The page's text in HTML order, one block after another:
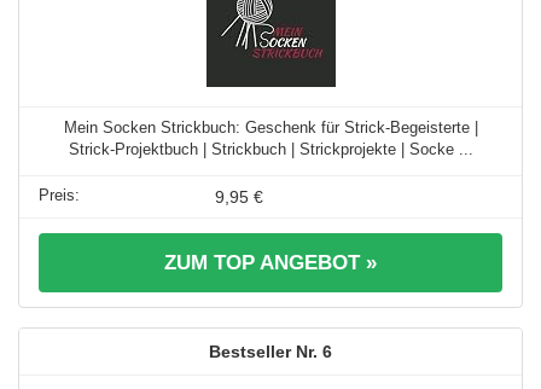
Mein Socken Strickbuch: Geschenk für Strick-Begeisterte |
Strick-Projektbuch | Strickbuch | Strickprojekte | Socke ...
9,95 €
ZUM TOP ANGEBOT »
6